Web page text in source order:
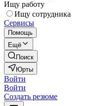
Ищу работу
Ищу сотрудника
Сервисы
Помощь
Ещё
Поиск
Юрты
Войти
Войти
Создать резюме